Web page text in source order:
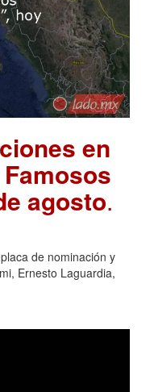
en
agosto.
de nominación y
Ernesto Laguardia,